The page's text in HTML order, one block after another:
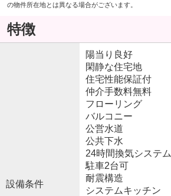
の物件所在地とは異なる場合がございます。
特徴
設備条件
陽当り良好
閑静な住宅地
住宅性能保証付
仲介手数料無料
フローリング
バルコニー
公営水道
公共下水
24時間換気システム
駐車2台可
耐震構造
システムキッチン